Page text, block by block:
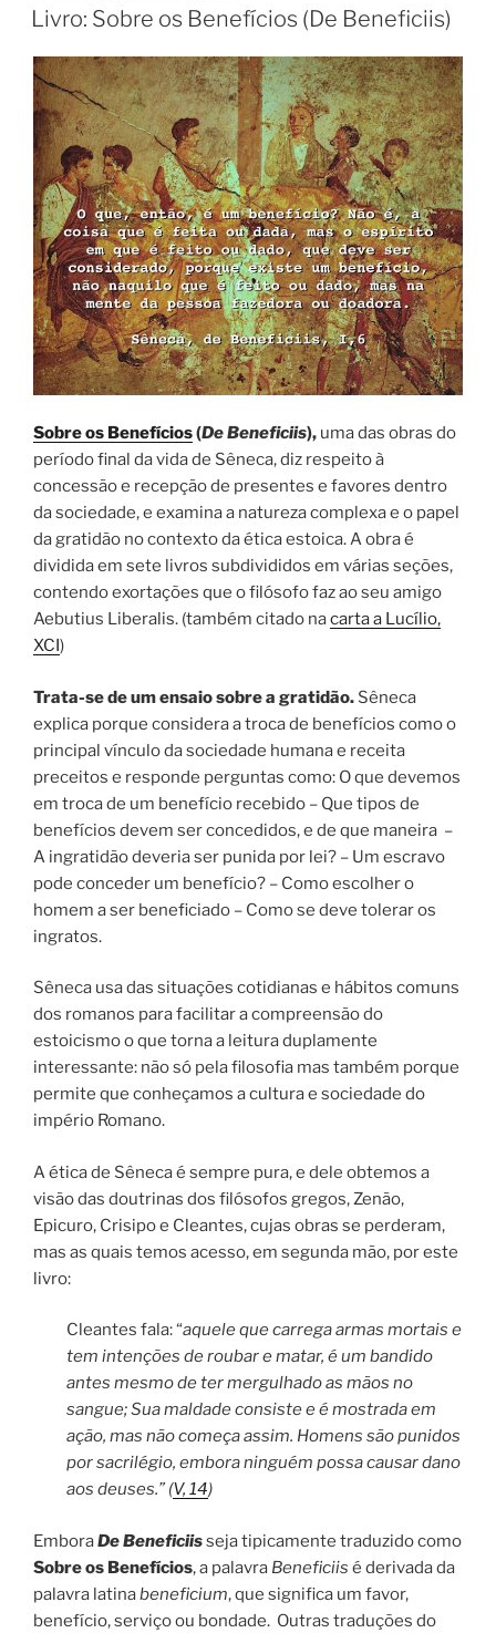
EM
Livro: Sobre os Benefícios (De Beneficiis)
Sobre os Benefícios(De Beneficiis), uma das obras do
período final da vida de Sêneca, diz respeito à
concessão e recepção de presentes e favores dentro
da sociedade, e examina a natureza complexa e o papel
da gratidão no contexto da ética estoica. A obra é
dividida em sete livros subdivididos em várias seções,
contendo exortações que o filósofo faz ao seu amigo
Aebutius Liberalis. (também citado nacarta a Lucílio,
XCI)
Trata-se de um ensaio sobre a gratidão. Sêneca
explica porque considera a troca de benefícios como o
principal vínculo da sociedade humana e receita
preceitos e responde perguntas como: O que devemos
em troca de um benefício recebido – Que tipos de
benefícios devem ser concedidos, e de que maneira –
A ingratidão deveria ser punida por lei? – Um escravo
pode conceder um benefício? – Como escolher o
homem a ser beneficiado – Como se deve tolerar os
ingratos.
Sêneca usa das situações cotidianas e hábitos comuns
dos romanos para facilitar a compreensão do
estoicismo o que torna a leitura duplamente
interessante: não só pela filosofia mas também porque
permite que conheçamos a cultura e sociedade do
império Romano.
A ética de Sêneca é sempre pura, e dele obtemos a
visão das doutrinas dos filósofos gregos, Zenão,
Epicuro, Crisipo e Cleantes, cujas obras se perderam,
mas as quais temos acesso, em segunda mão, por este
livro:
Cleantes fala: “aquele que carrega armas mortais e
tem intenções de roubar e matar, é um bandido
antes mesmo de ter mergulhado as mãos no
sangue; Sua maldade consiste e é mostrada em
ação, mas não começa assim. Homens são punidos
por sacrilégio, embora ninguém possa causar dano
aos deuses.” (V, 14)
EmboraDe Beneficiisseja tipicamente traduzido como
Sobre os Benefícios, a palavra Beneficiis é derivada da
palavra latinabeneficium, que significa um favor,
benefício, serviço ou bondade. Outras traduções do